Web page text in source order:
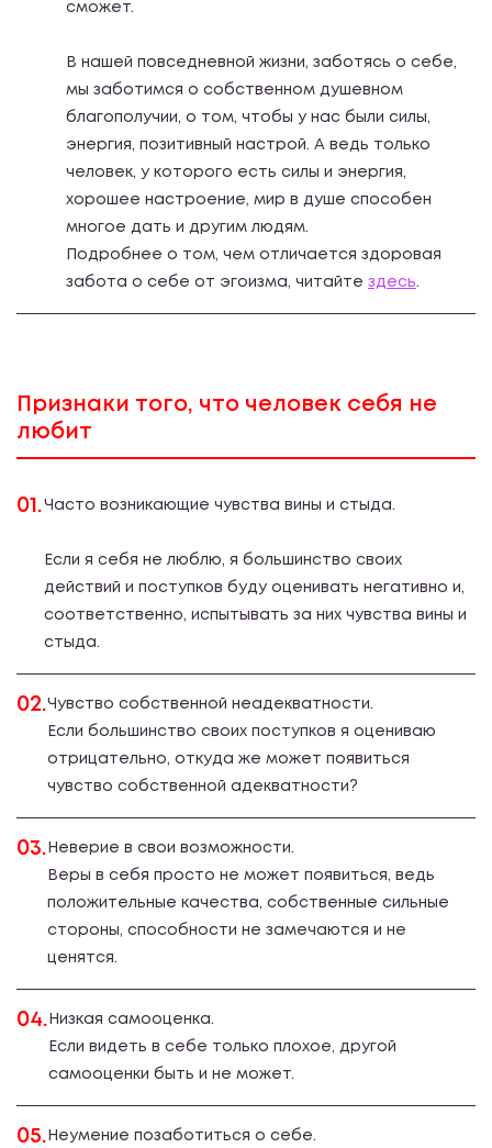
сможет.
В нашей повседневной жизни, заботясь о себе,
мы заботимся о собственном душевном
благополучии, о том, чтобы у нас были силы,
энергия, позитивный настрой. А ведь только
человек, у которого есть силы и энергия,
хорошее настроение, мир в душе способен
многое дать и другим людям.
Подробнее о том, чем отличается здоровая
забота о себе от эгоизма, читайте здесь.
Признаки того, что человек себя не
любит
01.Часто возникающие чувства вины и стыда.
Если я себя не люблю, я большинство своих
действий и поступков буду оценивать негативно и,
соответственно, испытывать за них чувства вины и
стыда.
02.Чувство собственной неадекватности.
Если большинство своих поступков я оцениваю
отрицательно, откуда же может появиться
чувство собственной адекватности?
03. Неверие в свои возможности.
Веры в себя просто не может появиться, ведь
положительные качества, собственные сильные
стороны, способности не замечаются и не
ценятся.
04. Низкая самооценка.
Если видеть в себе только плохое, другой
самооценки быть и не может.
05. Неумение позаботиться о себе.